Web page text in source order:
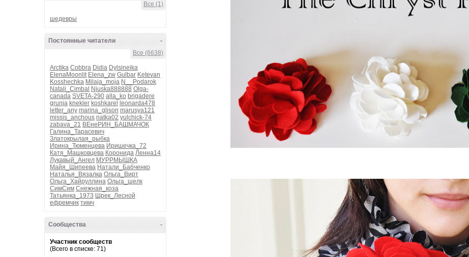
Все (1)
шедевры
-
Постоянные читатели
Все (6638)
Arctika Cobbra Didia Dylsineika
ElenaMoonlit Elena_zw Gulbar Ketevan
Kosshechka Milaja_moja N__Podarok
Natali_Cimbal Njuska888888 Olga-
canada SVETA-290 alla_ko brigadere
grunja knekler koshkarel
leonarda478
letter_any marina_glison marusya121
missis_anchous natka02 yulchick-74
zabava_21 ВЕнеРИН_БАШМАЧОК
Галина_Тарасевич
Златокрылая_рыбка
Ирина_Тюменцева Иришечка_72
Катя_Машковцева Коронида Ленна14
Лукавый_Ангел МУРРМЫШКА
Майя_Шипеева Натали_Бабченко
Наталья_Вязалка Ольга_Вирт
Ольга_Хайруллина Ольга_шелк
СимСим Снежная_коза
Татьянка_1973 Шрек_Лесной
ефремчик тимч
-
Сообщества
Участник сообществ
(Всего в списке: 71)